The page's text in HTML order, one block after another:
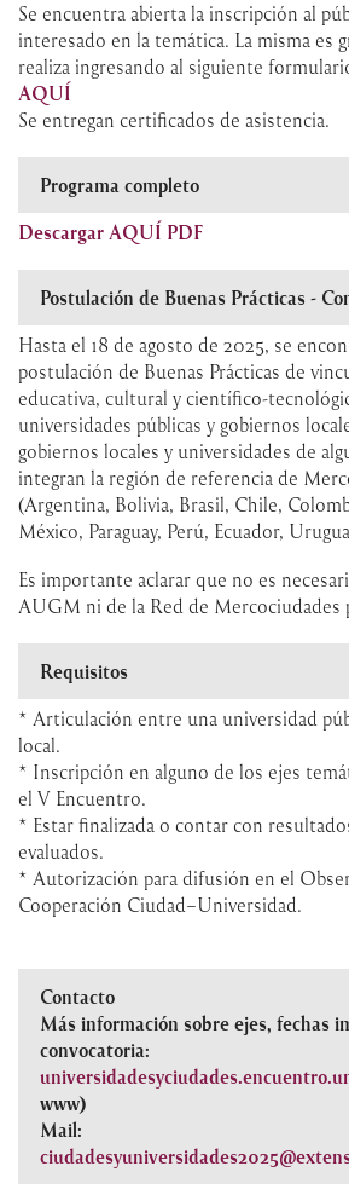
Se encuentra abierta la inscripción al
interesado en la temática. La misma es
realiza ingresando al siguiente
AQUÍ
Se entregan certificados de asistencia.
Programa completo
Descargar AQUÍ PDF
Postulación de Buenas Prácticas -
Hasta el 18 de agosto de 2025, se
postulación de Buenas Prácticas de
educativa, cultural y científico-
universidades públicas y gobiernos
gobiernos locales y universidades de
integran la región de referencia de
(Argentina, Bolivia, Brasil, Chile,
México, Paraguay, Perú, Ecuador,
Es importante aclarar que no es
AUGM ni de la Red de Mercociudades
Requisitos
* Articulación entre una universidad
local.
* Inscripción en alguno de los ejes
el V Encuentro.
* Estar finalizada o contar con
evaluados.
* Autorización para difusión en el
Cooperación Ciudad–Universidad.
Contacto
Más información sobre ejes, fechas
convocatoria:
www)
Mail: